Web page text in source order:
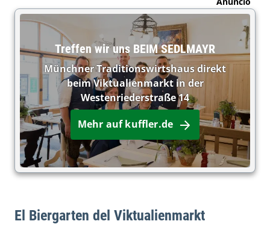
Treffen wir uns BEIM SEDLMAYR
Münchner Traditionswirtshaus direkt
beim Viktualienmarkt in der
Westenriederstraße 14
Mehr auf kuffler.de
El Biergarten del Viktualienmarkt